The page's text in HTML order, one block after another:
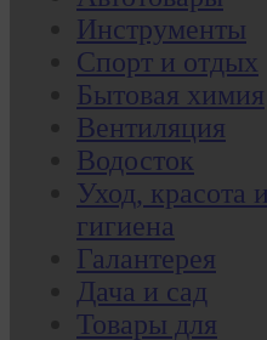
Инструменты
Спорт и отдых
Бытовая химия
Вентиляция
Водосток
Уход, красота и
гигиена
Галантерея
Дача и сад
Товары для